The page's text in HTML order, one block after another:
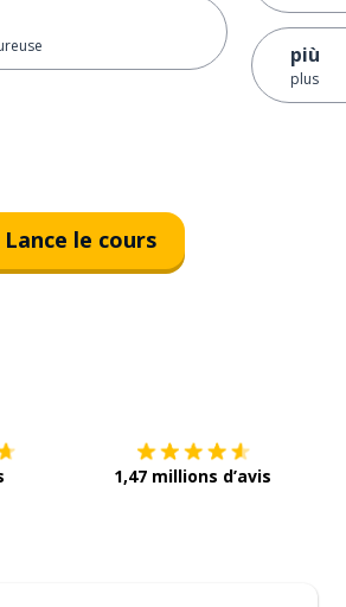
più
plus
Lance le cours
1,47 millions d’avis